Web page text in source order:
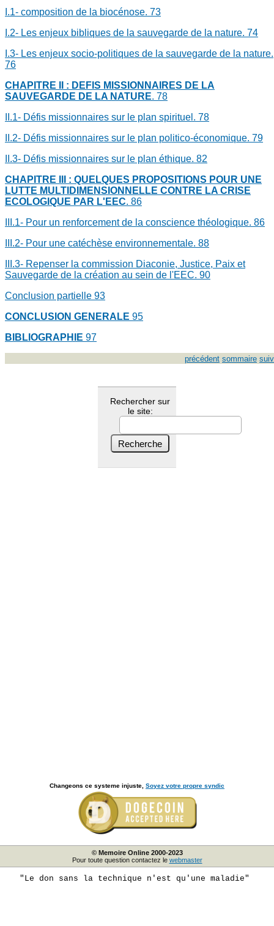
I.1- composition de la biocénose. 73
I.2- Les enjeux bibliques de la sauvegarde de la nature. 74
I.3- Les enjeux socio-politiques de la sauvegarde de la nature.
76
CHAPITRE II : DEFIS MISSIONNAIRES DE LA
SAUVEGARDE DE LA NATURE. 78
II.1- Défis missionnaires sur le plan spirituel. 78
II.2- Défis missionnaires sur le plan politico-économique. 79
II.3- Défis missionnaires sur le plan éthique. 82
CHAPITRE III : QUELQUES PROPOSITIONS POUR UNE
LUTTE MULTIDIMENSIONNELLE CONTRE LA CRISE
ECOLOGIQUE PAR L'EEC. 86
III.1- Pour un renforcement de la conscience théologique. 86
III.2- Pour une catéchèse environnementale. 88
III.3- Repenser la commission Diaconie, Justice, Paix et
Sauvegarde de la création au sein de l'EEC. 90
Conclusion partielle 93
CONCLUSION GENERALE 95
BIBLIOGRAPHIE 97
précédent sommaire
Rechercher sur
le site:
Changeons ce systeme injuste, Soyez votre propre syndic
© Memoire Online 2000-2023
Pour toute question contactez le webmaster
"Le don sans la technique n'est qu'une maladie"